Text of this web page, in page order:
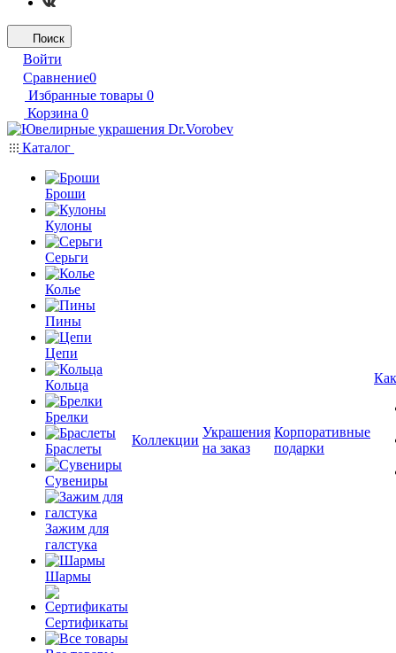
Поиск
Войти
Сравнение0
Избранные товары 0
Корзина 0
Каталог
Броши
Кулоны
Серьги
Колье
Пины
Цепи
Кольца
Брелки
Браслеты
Сувениры
Зажим для
галстука
Шармы
Сертификаты
Коллекции
Украшения
на заказ
Корпоративные
подарки